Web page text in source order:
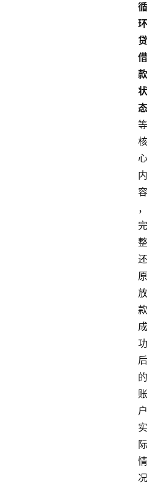
循
环
贷
借
款
状
态
等
核
心
内
容
，
完
整
还
原
放
款
成
功
后
的
账
户
实
际
情
况